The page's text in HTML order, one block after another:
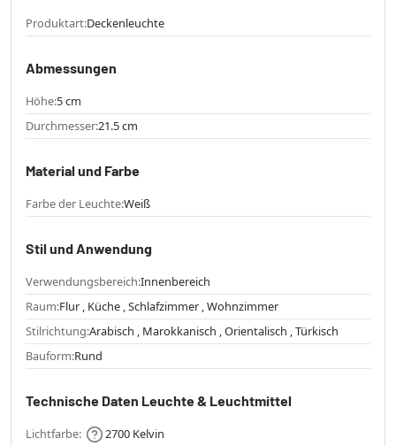
Produktart:Deckenleuchte
Abmessungen
Höhe:5 cm
Durchmesser:21.5 cm
Material und Farbe
Farbe der Leuchte:Weiß
Stil und Anwendung
Verwendungsbereich:Innenbereich
Raum:Flur , Küche , Schlafzimmer , Wohnzimmer
Stilrichtung:Arabisch , Marokkanisch , Orientalisch , Türkisch
Bauform:Rund
Technische Daten Leuchte & Leuchtmittel
Lichtfarbe: 2700 Kelvin